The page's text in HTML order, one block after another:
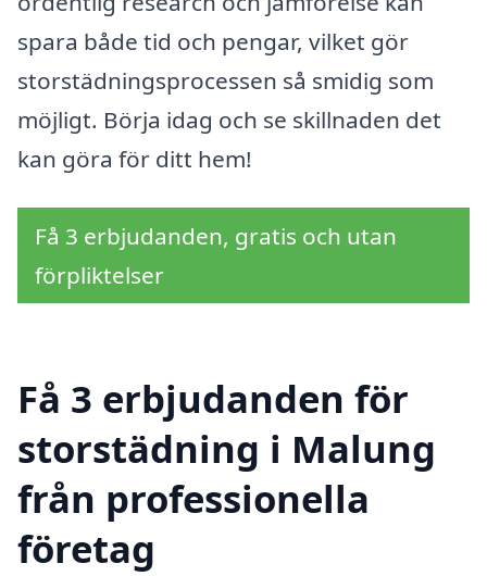
spara både tid och pengar, vilket gör
storstädningsprocessen så smidig som
möjligt. Börja idag och se skillnaden det
kan göra för ditt hem!
Få 3 erbjudanden, gratis och utan
förpliktelser
Få 3 erbjudanden för
storstädning i Malung
från professionella
företag